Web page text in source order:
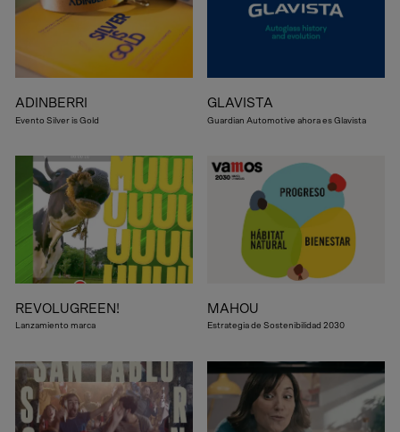
ADINBERRI
Evento Silver is Gold
GLAVISTA
Guardian Automotive ahora es Glavista
REVOLUGREEN!
Lanzamiento marca
MAHOU
Estrategia de Sostenibilidad 2030